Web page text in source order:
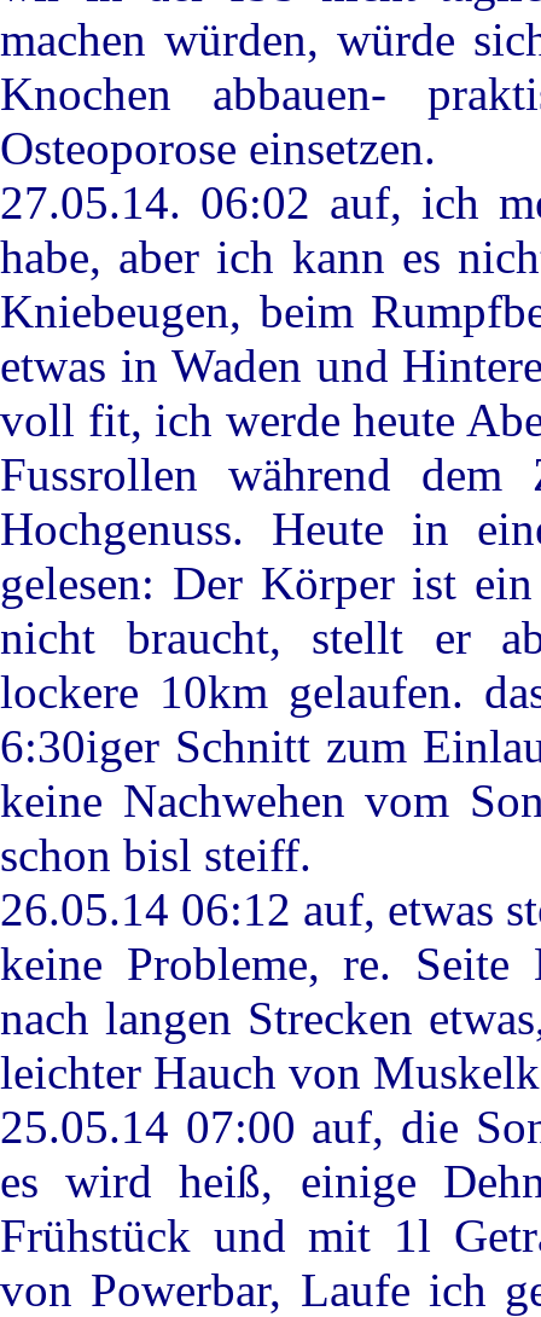
machen würden, würde
Knochen abbauen-
Osteoporose einsetzen.
27.05.14. 06:02 auf, ich
habe, aber ich kann es
Kniebeugen, beim
etwas in Waden und
voll fit, ich werde heute
Fussrollen während dem
Hochgenuss. Heute in
gelesen: Der Körper ist
nicht braucht, stellt er
lockere 10km gelaufen.
6:30iger Schnitt zum
keine Nachwehen vom
schon bisl steiff.
26.05.14 06:12 auf, etwas
keine Probleme, re.
nach langen Strecken
leichter Hauch von
25.05.14 07:00 auf, die
es wird heiß, einige
Frühstück und mit 1l
von Powerbar, Laufe ich